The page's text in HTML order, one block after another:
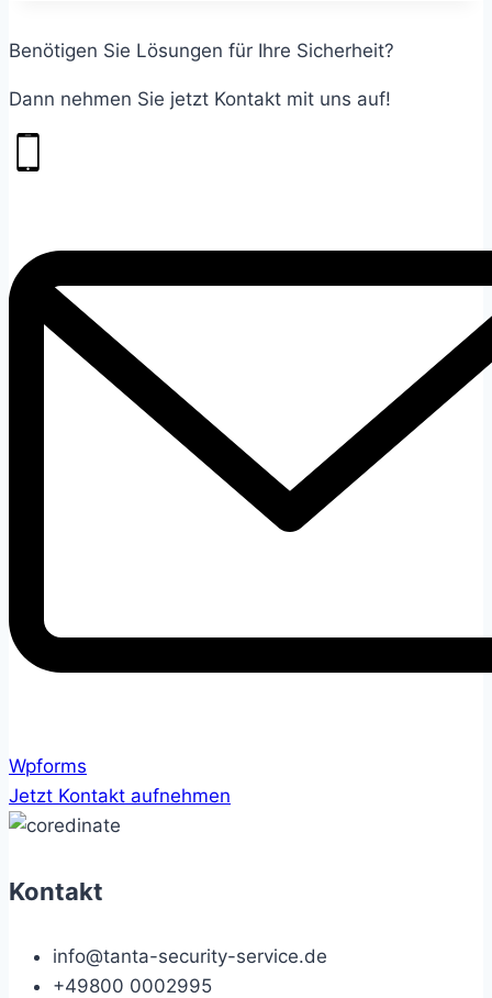
Benötigen Sie Lösungen für Ihre Sicherheit?
Dann nehmen Sie jetzt Kontakt mit uns auf!
Wpforms
Jetzt Kontakt aufnehmen
Kontakt
info@tanta-security-service.de
+49800 0002995